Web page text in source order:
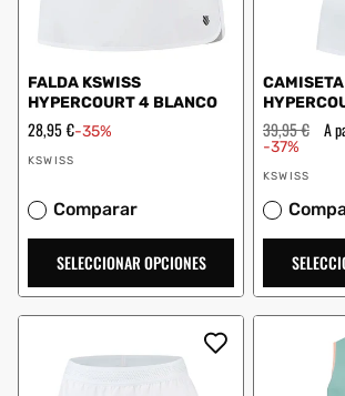
FALDA KSWISS
HYPERCOURT 4 BLANCO
Precio
de
oferta
28,95 €-35%
Proveedor:
KSWISS
Comparar
SELECCIONAR OPCIONES
WHITE
Precio
habitual
39,95 €
de
A
-37%
Proveedor:
KSWISS